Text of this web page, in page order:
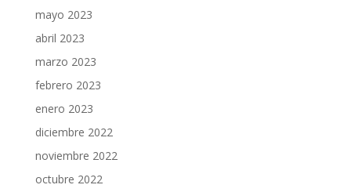
mayo 2023
abril 2023
marzo 2023
febrero 2023
enero 2023
diciembre 2022
noviembre 2022
octubre 2022